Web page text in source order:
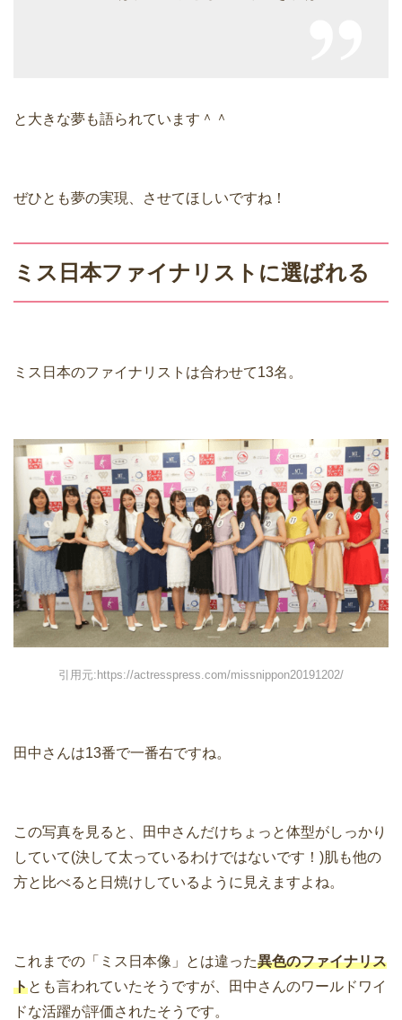
と大きな夢も語られています＾＾
ぜひとも夢の実現、させてほしいですね！
ミス日本ファイナリストに選ばれる
ミス日本のファイナリストは合わせて13名。
引用元:https://actresspress.com/missnippon20191202/
田中さんは13番で一番右ですね。
この写真を見ると、田中さんだけちょっと体型がしっかり
していて(決して太っているわけではないです！)肌も他の
方と比べると日焼けしているように見えますよね。
これまでの「ミス日本像」とは違った異色のファイナリス
トとも言われていたそうですが、田中さんのワールドワイ
ドな活躍が評価されたそうです。